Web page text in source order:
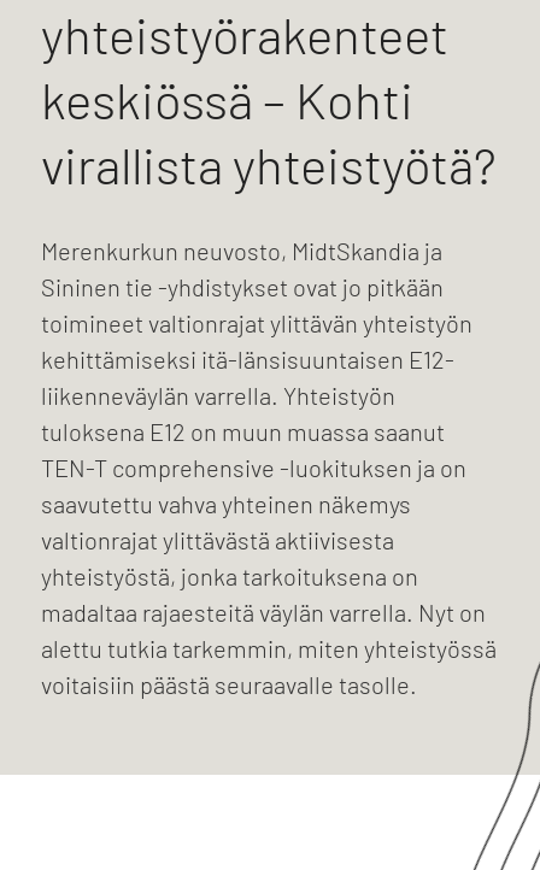
yhteistyörakenteet
keskiössä – Kohti
virallista yhteistyötä?
Merenkurkun neuvosto, MidtSkandia ja
Sininen tie -yhdistykset ovat jo pitkään
toimineet valtionrajat ylittävän yhteistyön
kehittämiseksi itä-länsisuuntaisen E12-
liikenneväylän varrella. Yhteistyön
tuloksena E12 on muun muassa saanut
TEN-T comprehensive -luokituksen ja on
saavutettu vahva yhteinen näkemys
valtionrajat ylittävästä aktiivisesta
yhteistyöstä, jonka tarkoituksena on
madaltaa rajaesteitä väylän varrella. Nyt on
alettu tutkia tarkemmin, miten yhteistyössä
voitaisiin päästä seuraavalle tasolle.